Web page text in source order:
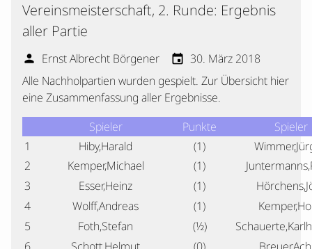
Beiträge
Mannschaften
Ranglisten
Termine
Kontakt
Vereinsmeisterschaft, 2. Runde: Ergebnis
aller Partie
person Ernst Albrecht Börgener event 30. März 2018
Alle Nachholpartien wurden gespielt. Zur Übersicht hier
eine Zusammenfassung aller Ergebnisse.
Spieler
Punkte
Spieler
1
Hiby,Harald (1)
2
Kemper,Michael (1)
3
Esser,Heinz (1)
4
Wolff,Andreas (1)
5
Foth,Stefan (½)